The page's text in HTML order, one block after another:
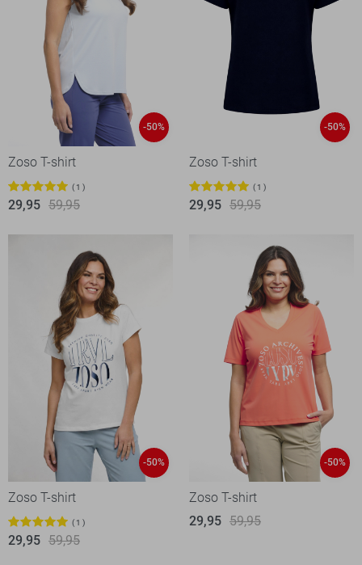
-50%
Zoso T-shirt
1
29,95 59,95
-50%
Zoso T-shirt
1
29,95 59,95
-50%
Zoso T-shirt
1
29,95 59,95
-50%
Zoso T-shirt
29,95 59,95